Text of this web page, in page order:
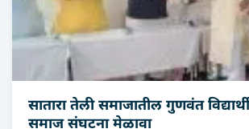
सातारा तेली समाजातील गुणवंत
समाज संघटना मेळावा